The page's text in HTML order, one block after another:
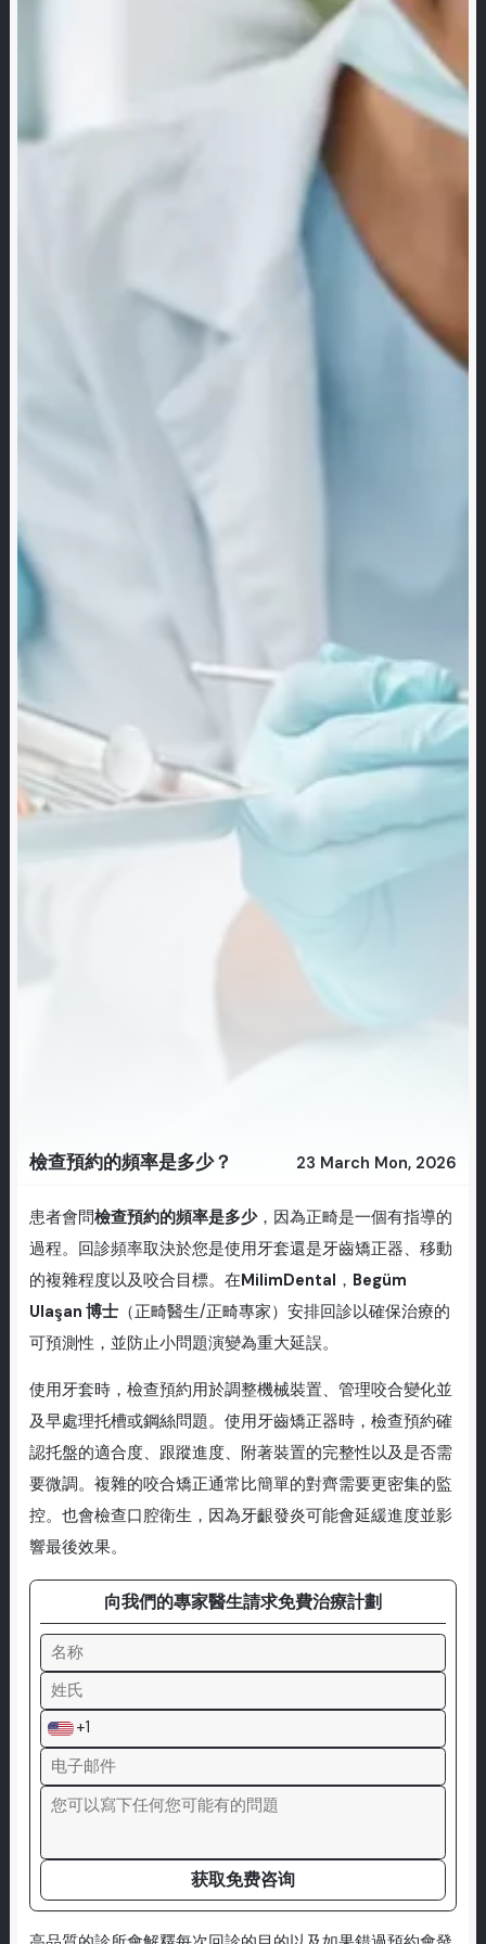
檢查預約的頻率是多少？ 23 March Mon, 2026
患者會問檢查預約的頻率是多少，因為正畸是一個有指導的
過程。回診頻率取決於您是使用牙套還是牙齒矯正器、移動
的複雜程度以及咬合目標。在MilimDental ， Begüm
Ulaşan 博士（正畸醫生/正畸專家）安排回診以確保治療的
可預測性，並防止小問題演變為重大延誤。
使用牙套時，檢查預約用於調整機械裝置、管理咬合變化並
及早處理托槽或鋼絲問題。使用牙齒矯正器時，檢查預約確
認托盤的適合度、跟蹤進度、附著裝置的完整性以及是否需
要微調。複雜的咬合矯正通常比簡單的對齊需要更密集的監
控。也會檢查口腔衛生，因為牙齦發炎可能會延緩進度並影
響最後效果。
向我們的專家醫生請求免費治療計劃
+1
获取免费咨询